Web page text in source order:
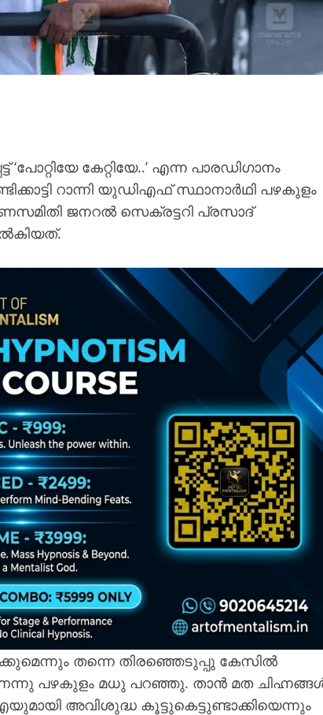
കേറ്റിയേ..’ എന്ന പാരഡിഗാനം
റാന്നി യുഡിഎഫ് സ്ഥാനാർഥി പഴകുളം
ജനറൽ സെക്രട്ടറി പ്രസാദ്
തന്നെ തിരഞ്ഞെടുപ്പു കേസിൽ
പഴകുളം മധു പറഞ്ഞു. താൻ മത
അവിശുദ്ധ കൂട്ടുകെട്ടുണ്ടാക്കിയെന്നും